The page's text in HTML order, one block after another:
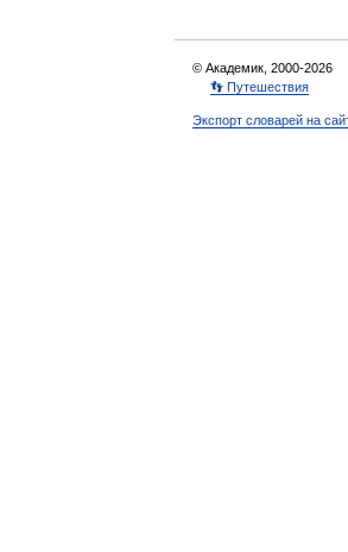
© Академик, 2000-2026
👣 Путешествия
Экспорт словарей на